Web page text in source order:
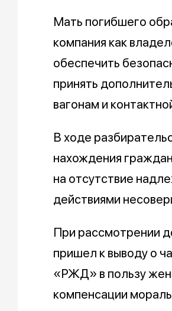
Мать погибшего
компания как
обеспечить
принять
вагонам и
В ходе
нахождения
на отсутствие
действиями
При рассмотрении
пришел к выводу о
«РЖД» в пользу
компенсации